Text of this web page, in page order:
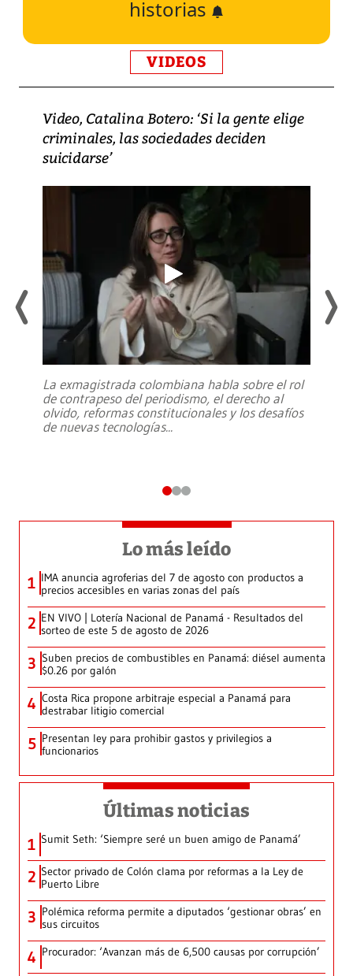
historias
VIDEOS
Video, Catalina Botero: ‘Si la gente elige
criminales, las sociedades deciden
suicidarse’
La exmagistrada colombiana habla sobre el rol
de contrapeso del periodismo, el derecho al
olvido, reformas constitucionales y los desafíos
de nuevas tecnologías...
Lo más leído
1 IMA anuncia agroferias del 7 de agosto con productos a
precios accesibles en varias zonas del país
2 EN VIVO | Lotería Nacional de Panamá - Resultados del
sorteo de este 5 de agosto de 2026
3 Suben precios de combustibles en Panamá: diésel aumenta
$0.26 por galón
4 Costa Rica propone arbitraje especial a Panamá para
destrabar litigio comercial
5 Presentan ley para prohibir gastos y privilegios a
funcionarios
Últimas noticias
1 Sumit Seth: ‘Siempre seré un buen amigo de Panamá’
2 Sector privado de Colón clama por reformas a la Ley de
Puerto Libre
3 Polémica reforma permite a diputados ‘gestionar obras’ en
sus circuitos
4 Procurador: ‘Avanzan más de 6,500 causas por corrupción’